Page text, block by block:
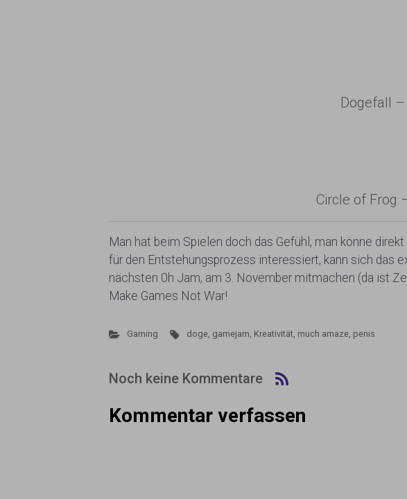
Dogefall
Circle of Frog
Man hat beim Spielen doch das Gefühl, man könne
für den Entstehungsprozess interessiert, kann sich das
nächsten 0h Jam, am 3. November mitmachen (da ist
Make Games Not War!
Gaming doge, gamejam, Kreativität, much amaze, penis
Noch keine Kommentare
Kommentar verfassen